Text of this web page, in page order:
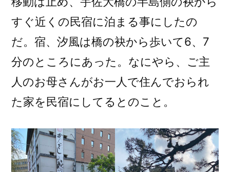
すぐ近くの民宿に泊まる事にしたの
だ。宿、汐風は橋の袂から歩いて6、7
分のところにあった。なにやら、ご主
人のお母さんがお一人で住んでおられ
た家を民宿にしてるとのこと。